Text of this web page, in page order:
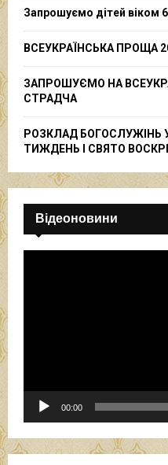
Запрошуємо дітей віком
ВСЕУКРАЇНСЬКА ПРОЩА
ЗАПРОШУЄМО НА
СТРАДЧА
РОЗКЛАД БОГОСЛУЖІНЬ
ТИЖДЕНЬ І СВЯТО
Відеоновини
г
а
в
а
00:00